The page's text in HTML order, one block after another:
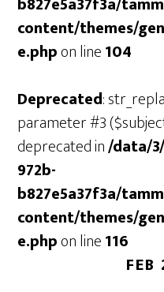
content/themes/
e.phpon line104
Deprecated:
parameter #3
deprecated in/data/
972b-
b827e5a37f3a/
content/themes/
e.phpon line116